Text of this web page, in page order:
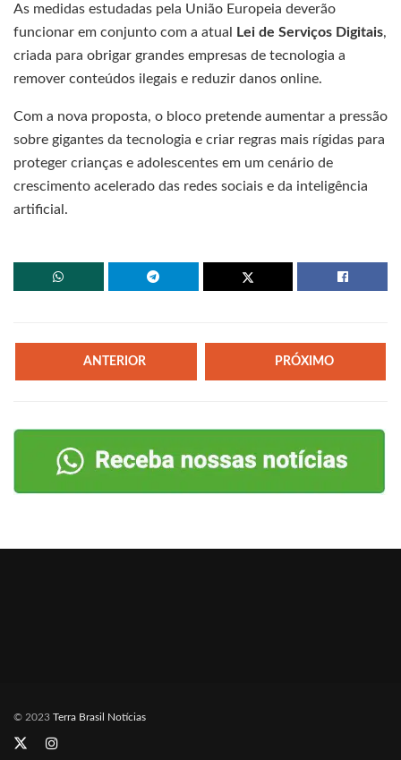
As medidas estudadas pela União Europeia deverão
funcionar em conjunto com a atual Lei de Serviços Digitais,
criada para obrigar grandes empresas de tecnologia a
remover conteúdos ilegais e reduzir danos online.
Com a nova proposta, o bloco pretende aumentar a pressão
sobre gigantes da tecnologia e criar regras mais rígidas para
proteger crianças e adolescentes em um cenário de
crescimento acelerado das redes sociais e da inteligência
artificial.
ANTERIOR PRÓXIMO
© 2023 Terra Brasil Notícias